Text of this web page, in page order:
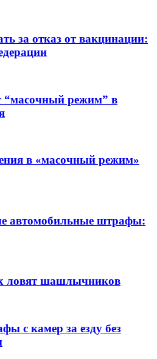
за отказ от вакцинации:
“масочный режим” в
в «масочный режим»
автомобильные штрафы:
ловят шашлычников
с камер за езду без